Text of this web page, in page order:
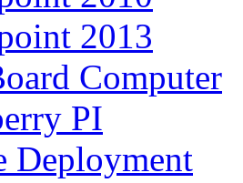
2013
Computer
PI
Deployment